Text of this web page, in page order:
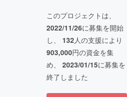
このプロジェクトは、
2022/11/26に募集を開始
し、 132人の支援により
903,000円の資金を集
め、 2023/01/15に募集を
終了しました